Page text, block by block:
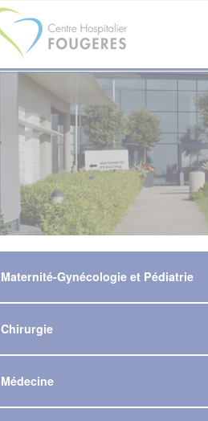
Maternité-Gynécologie et Pédiatrie
Chirurgie
Médecine